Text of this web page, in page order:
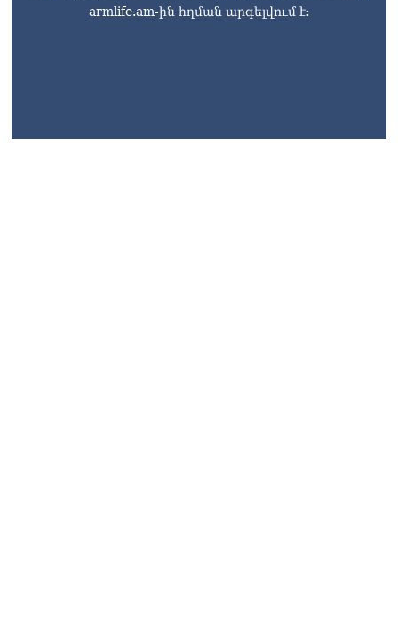
armlife.am-ին հղման արգելվում է: